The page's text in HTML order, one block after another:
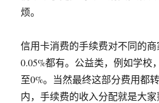
烦。
信用卡消费的手续费对不同的
0.05%都有。公益类，例如学校
至0%。当然最终这部分费用都
内，手续费的收入分配就是大家